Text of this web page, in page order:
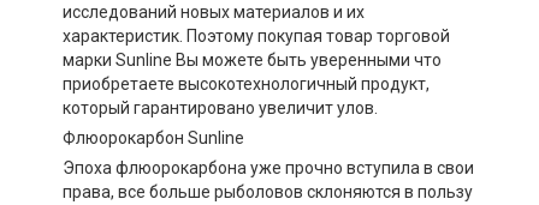
исследований новых материалов и их
характеристик. Поэтому покупая товар торговой
марки Sunline Вы можете быть уверенными что
приобретаете высокотехнологичный продукт,
который гарантировано увеличит улов.
Флюорокарбон Sunline
Эпоха флюорокарбона уже прочно вступила в свои
права, все больше рыболовов склоняются в пользу